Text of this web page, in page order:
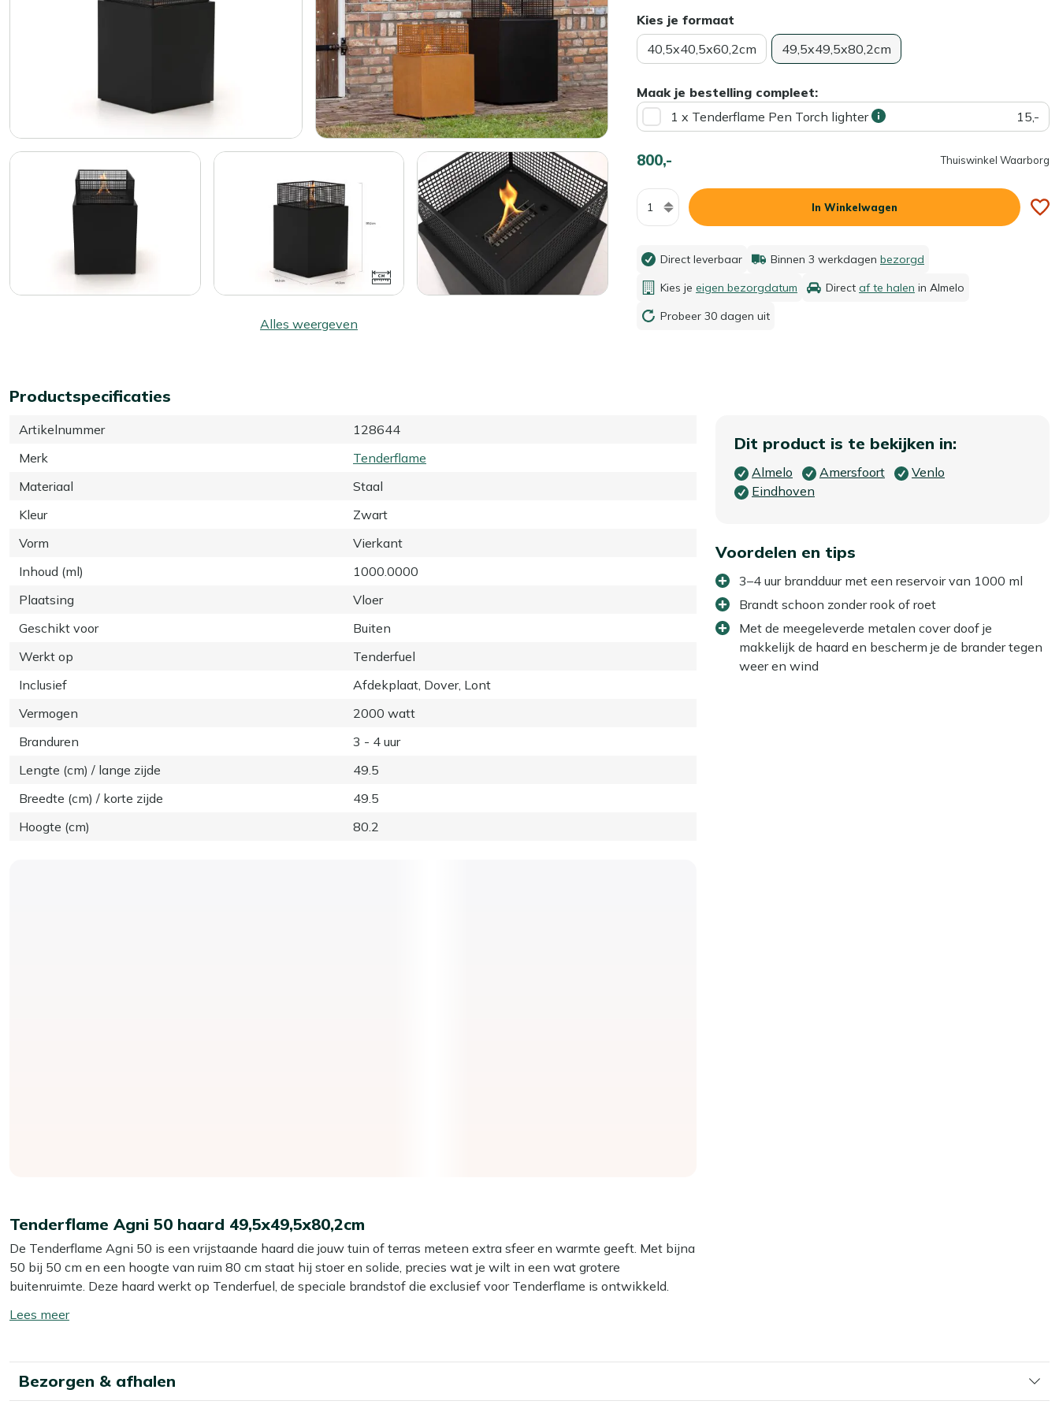
Alles weergeven
Kies je formaat
40,5x40,5x60,2cm
49,5x49,5x80,2cm
Maak je bestelling compleet:
1 x Tenderflame Pen Torch lighter
15,-
800,- Thuiswinkel Waarborg
Aantal
In Winkelwagen
Direct leverbaar Binnen 3 werkdagen bezorgd
Kies je eigen bezorgdatum Direct af te halen in Almelo
Probeer 30 dagen uit
Productspecificaties
Artikelnummer
128644
Merk
Tenderflame
Materiaal
Staal
Kleur
Zwart
Vorm
Vierkant
Inhoud (ml)
1000.0000
Plaatsing
Vloer
Geschikt voor
Buiten
Werkt op
Tenderfuel
Inclusief
Afdekplaat, Dover, Lont
Vermogen
2000 watt
Branduren
3 - 4 uur
Lengte (cm) / lange zijde
49.5
Breedte (cm) / korte zijde
49.5
Hoogte (cm)
80.2
Dit product is te bekijken in:
Almelo Amersfoort
Venlo
Eindhoven
Voordelen en tips
3–4 uur brandduur met een reservoir van 1000 ml
Brandt schoon zonder rook of roet
Met de meegeleverde metalen cover doof je
makkelijk de haard en bescherm je de brander tegen
weer en wind
Tenderflame Agni 50 haard 49,5x49,5x80,2cm
De Tenderflame Agni 50 is een vrijstaande haard die jouw tuin of terras meteen extra sfeer en warmte geeft. Met bijna
50 bij 50 cm en een hoogte van ruim 80 cm staat hij stoer en solide, precies wat je wilt in een wat grotere
buitenruimte. Deze haard werkt op Tenderfuel, de speciale brandstof die exclusief voor Tenderflame is ontwikkeld.
vergeleken met bio ethanol of lampenolie. Bovendien brandt het geurloos, zonder rook of roet. Zo geniet je van een
Belangrijkste voordelen
Toon/verberg
Bezorgen & afhalen